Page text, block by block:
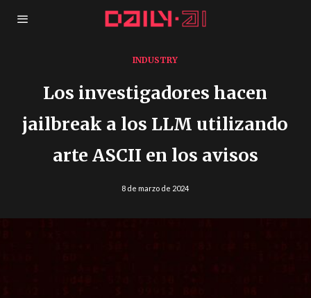
INDUSTRY
Los investigadores hacen
jailbreak a los LLM utilizando
arte ASCII en los avisos
8 de marzo de 2024